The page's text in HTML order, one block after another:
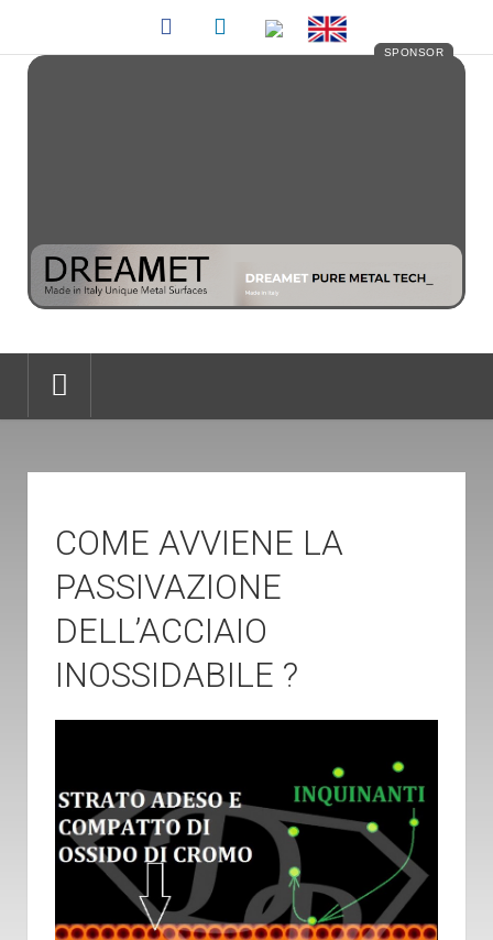
SPONSOR
COME AVVIENE LA
PASSIVAZIONE
DELL’ACCIAIO
INOSSIDABILE ?